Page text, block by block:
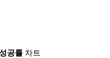
공률 차트